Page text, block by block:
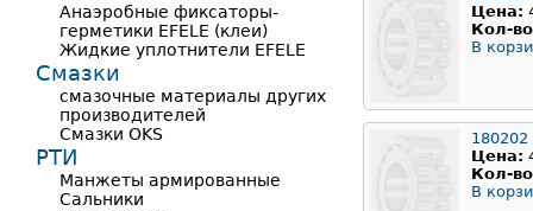
Цена:
Кол-
В
180202
Цена:
Кол-
В
Анаэробные фиксаторы-
герметики EFELE (клеи)
Жидкие уплотнители EFELE
Смазки
смазочные материалы других
производителей
Смазки OKS
РТИ
Манжеты армированные
Сальники